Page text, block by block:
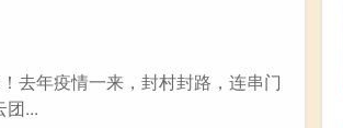
去年疫情一来，封村封路，连串门
团...